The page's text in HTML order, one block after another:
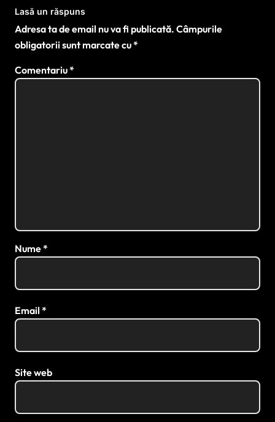
Lasă un răspuns
Adresa ta de email nu va fi publicată. Câmpurile
obligatorii sunt marcate cu*
Comentariu*
Nume*
Email *
Site web